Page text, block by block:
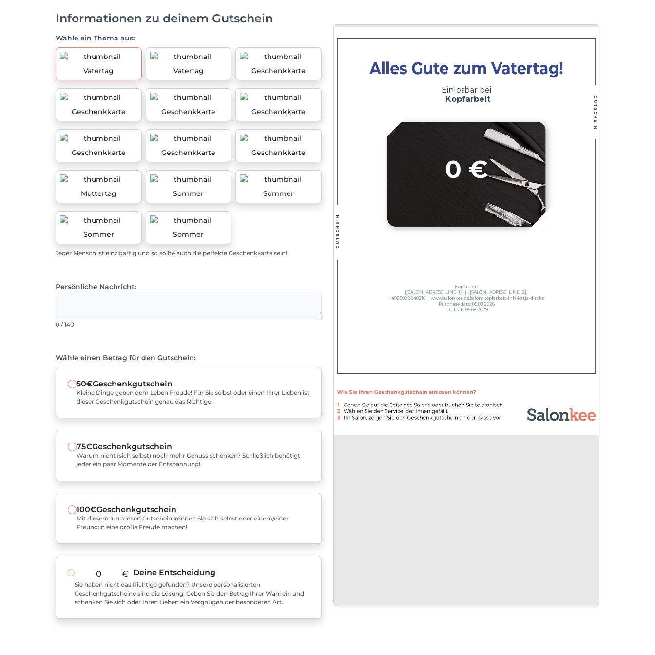
Informationen zu deinem Gutschein
Wähle ein Thema aus:
Vatertag Vatertag Geschenkkarte
Geschenkkarte Geschenkkarte Geschenkkarte
Geschenkkarte Geschenkkarte Geschenkkarte
Muttertag Sommer Sommer
Sommer Sommer
Jeder Mensch ist einzigartig und so sollte auch die perfekte Geschenkkarte sein!
Persönliche Nachricht:
0 / 140
Wähle einen Betrag für den Gutschein:
50€Geschenkgutschein
Kleine Dinge geben dem Leben Freude! Für Sie selbst oder einen Ihrer Lieben ist
dieser Geschenkgutschein genau das Richtige.
75€Geschenkgutschein
Warum nicht (sich selbst) noch mehr Genuss schenken? Schließlich benötigt
jeder ein paar Momente der Entspannung!
100€Geschenkgutschein
Mit diesem luruxiösen Gutschein können Sie sich selbst oder einem/einer
Freund:in eine große Freude machen!
€ Deine Entscheidung
Sie haben nicht das Richtige gefunden? Unsere personalisierten
Geschenkgutscheine sind die Lösung: Geben Sie den Betrag Ihrer Wahl ein und
schenken Sie sich oder Ihren Lieben ein Vergnügen der besonderen Art.